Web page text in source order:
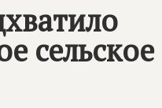
сельское